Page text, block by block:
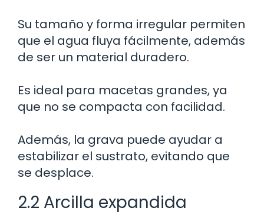
Su tamaño y forma irregular permiten
que el agua fluya fácilmente, además
de ser un material duradero.
Es ideal para macetas grandes, ya
que no se compacta con facilidad.
Además, la grava puede ayudar a
estabilizar el sustrato, evitando que
se desplace.
2.2 Arcilla expandida